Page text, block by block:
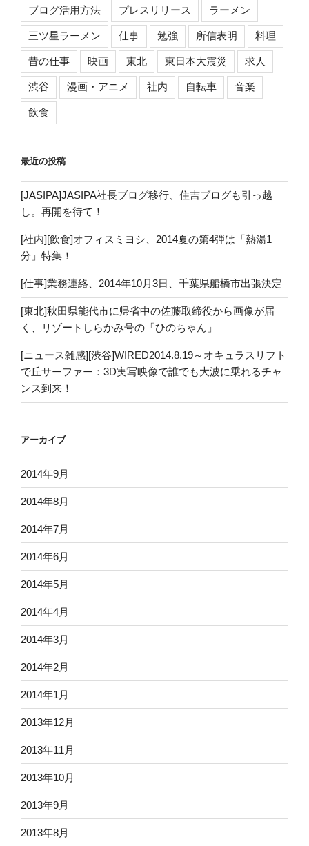
ブログ活用方法 プレスリリース ラーメン
三ツ星ラーメン 仕事 勉強 所信表明 料理
昔の仕事 映画 東北 東日本大震災 求人
渋谷 漫画・アニメ 社内 自転車 音楽
飲食
最近の投稿
[JASIPA]JASIPA社長ブログ移行、住吉ブログも引っ越
し。再開を待て！
[社内][飲食]オフィスミヨシ、2014夏の第4弾は「熱湯1
分」特集！
[仕事]業務連絡、2014年10月3日、千葉県船橋市出張決定
[東北]秋田県能代市に帰省中の佐藤取締役から画像が届
く、リゾートしらかみ号の「ひのちゃん」
[ニュース雑感][渋谷]WIRED2014.8.19～オキュラスリフト
で丘サーファー：3D実写映像で誰でも大波に乗れるチャ
ンス到来！
アーカイブ
2014年9月
2014年8月
2014年7月
2014年6月
2014年5月
2014年4月
2014年3月
2014年2月
2014年1月
2013年12月
2013年11月
2013年10月
2013年9月
2013年8月